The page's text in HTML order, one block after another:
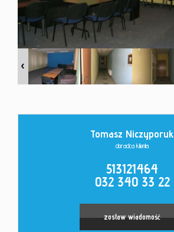
Tomasz Niczyporuk
doradca klienta
513121464
032 340 33 22
zostaw wiadomość